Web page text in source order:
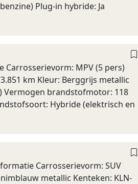
Plug-in hybride: Ja
Carrosserievorm: MPV (5 pers)
km Kleur: Berggrijs metallic
Vermogen brandstofmotor: 118
Hybride (elektrisch en
Carrosserievorm: SUV
metallic Kenteken: KLN-